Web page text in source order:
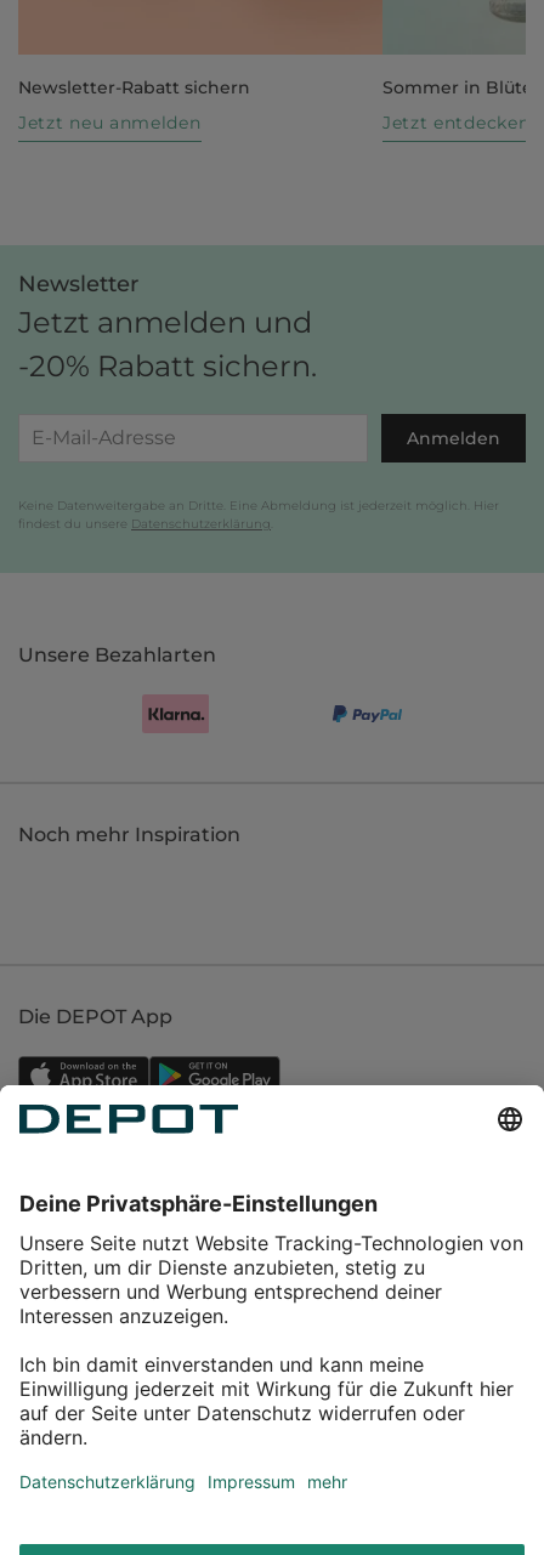
Newsletter-Rabatt sichern
Jetzt neu anmelden
Sommer in Blüte
Jetzt entdecken
Newsletter
Jetzt anmelden und
-20% Rabatt sichern.
Anmelden
Keine Datenweitergabe an Dritte. Eine Abmeldung ist jederzeit möglich. Hier
findest du unsere Datenschutzerklärung
Unsere Bezahlarten
Noch mehr Inspiration
Die DEPOT App
Service
Über DEPOT
Kontakt